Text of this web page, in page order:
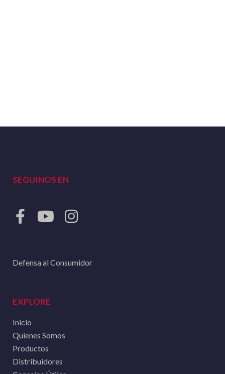
SEGUINOS EN
Defensa al Consumidor
EXPLORE
Inicio
Quienes Somos
Productos
Distribuidores